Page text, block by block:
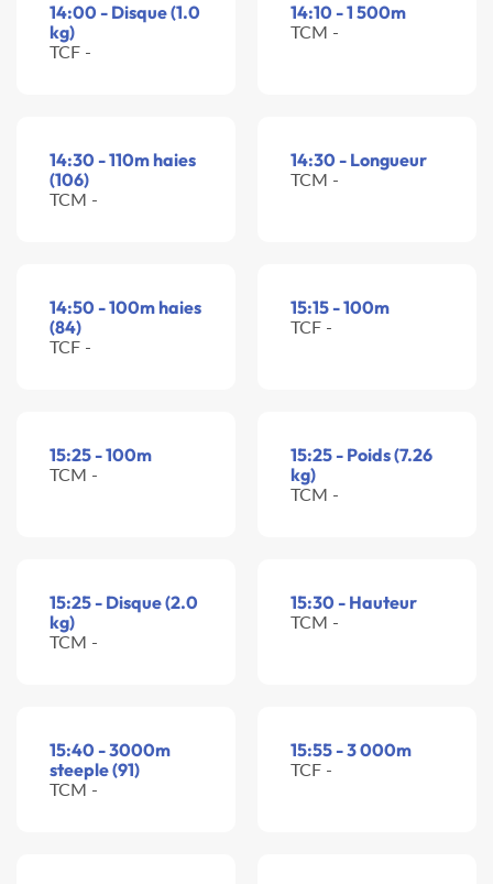
14:00 - Disque (1.0
kg)
TCF -
14:10 - 1 500m
TCM -
14:30 - 110m haies
(106)
TCM -
14:30 - Longueur
TCM -
14:50 - 100m haies
(84)
TCF -
15:15 - 100m
TCF -
15:25 - 100m
TCM -
15:25 - Poids (7.26
kg)
TCM -
15:25 - Disque (2.0
kg)
TCM -
15:30 - Hauteur
TCM -
15:40 - 3000m
steeple (91)
TCM -
15:55 - 3 000m
TCF -